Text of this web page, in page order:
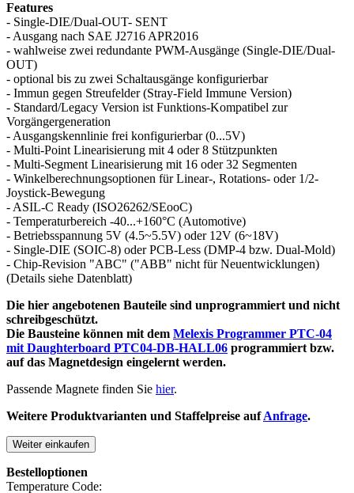
Features
- Single-DIE/Dual-OUT- SENT
- Ausgang nach SAE J2716 APR2016
- wahlweise zwei redundante PWM-Ausgänge (Single-DIE/Dual-
OUT)
- optional bis zu zwei Schaltausgänge konfigurierbar
- Immun gegen Streufelder (Stray-Field Immune Version)
- Standard/Legacy Version ist Funktions-Kompatibel zur
Vorgängergeneration
- Ausgangskennlinie frei konfigurierbar (0...5V)
- Multi-Point Linearisierung mit 4 oder 8 Stützpunkten
- Multi-Segment Linearisierung mit 16 oder 32 Segmenten
- Winkelberechnungsoptionen für Linear-, Rotations- oder 1/2-
Joystick-Bewegung
- ASIL-C Ready (ISO26262/SEooC)
- Temperaturbereich -40...+160°C (Automotive)
- Betriebsspannung 5V (4.5~5.5V) oder 12V (6~18V)
- Single-DIE (SOIC-8) oder PCB-Less (DMP-4 bzw. Dual-Mold)
- Chip-Revision "ABC" ("ABB" nicht für Neuentwicklungen)
(Details siehe Datenblatt)
Die hier angebotenen Bauteile sind unprogrammiert und nicht
schreibgeschützt.
Die Bausteine können mit dem Melexis Programmer PTC-04
mit Daughterboard PTC04-DB-HALL06 programmiert bzw.
auf das Magnetdesign eingelernt werden.
Passende Magnete finden Sie hier.
Weitere Produktvarianten und Staffelpreise aufAnfrage.
Weiter einkaufen
Bestelloptionen
Temperature Code: